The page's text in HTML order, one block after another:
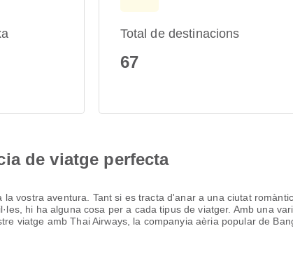
Total de destinacions
67
de viatge perfecta
vostra aventura. Tant si es tracta d'anar a una ciutat
hi ha alguna cosa per a cada tipus de viatger. Amb una
viatge amb Thai Airways, la companyia aèria popular de